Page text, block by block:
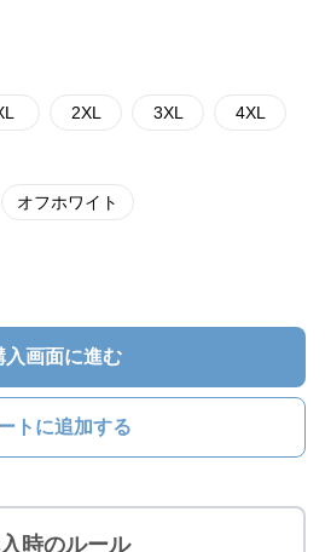
2XL 3XL 4XL
オフホワイト
入画面に進む
トに追加する
時のルール